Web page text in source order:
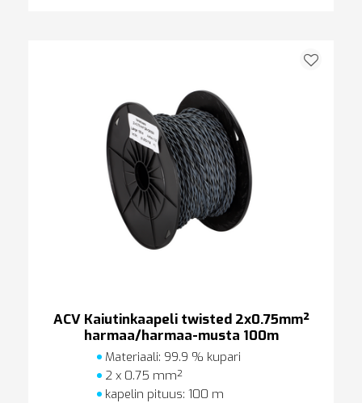
ACV Kaiutinkaapeli twisted 2x0.75mm²
harmaa/harmaa-musta 100m
Materiaali: 99.9 % kupari
2 x 0.75 mm²
kapelin pituus: 100 m